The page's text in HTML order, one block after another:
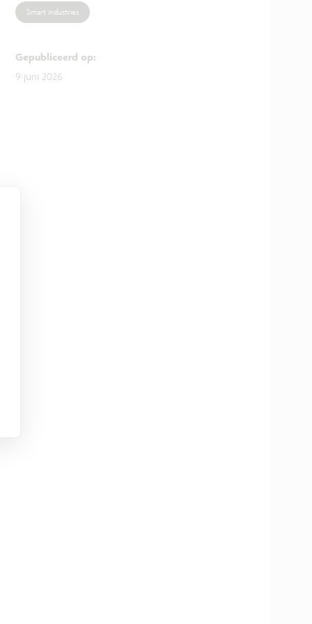
Smart industries
Gepubliceerd op:
9 juni 2026